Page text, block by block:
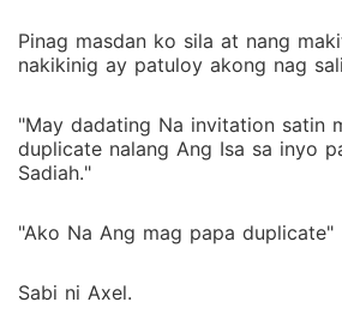
Pinag masdan ko sila at nang
nakikinig ay patuloy akong nag
"May dadating Na invitation satin
duplicate nalang Ang Isa sa inyo
Sadiah."
"Ako Na Ang mag papa duplicate"
Sabi ni Axel.